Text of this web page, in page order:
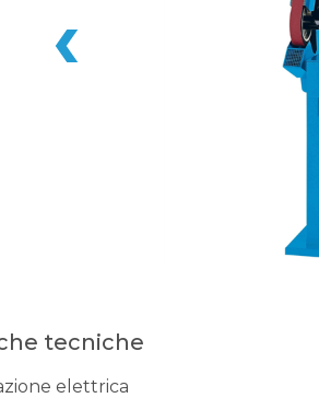
tecniche
elettrica